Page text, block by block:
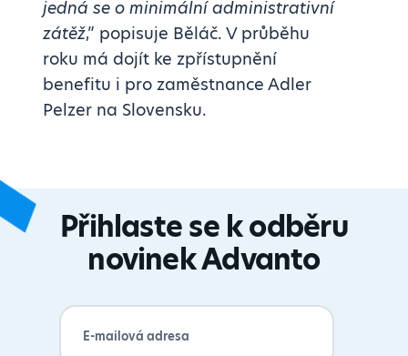
jedná se o minimální administrativní
zátěž,” popisuje Běláč. V průběhu
roku má dojít ke zpřístupnění
benefitu i pro zaměstnance Adler
Pelzer na Slovensku.
Přihlaste se k odběru
novinek Advanto